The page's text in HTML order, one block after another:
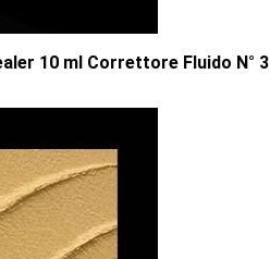
10 ml Correttore Fluido N° 3